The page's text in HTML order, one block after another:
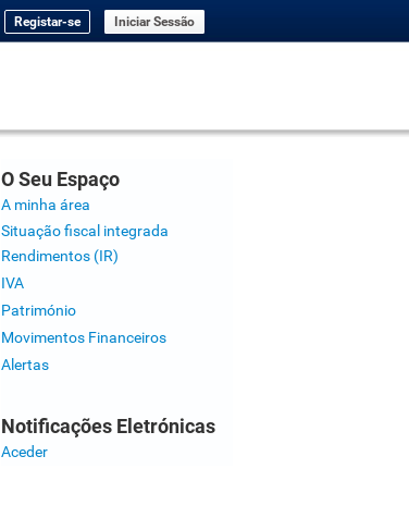
Registar-se Iniciar Sessão
O Seu Espaço
A minha área
Situação fiscal integrada
Rendimentos (IR)
IVA
Património
Movimentos Financeiros
Alertas
Notificações Eletrónicas
Aceder